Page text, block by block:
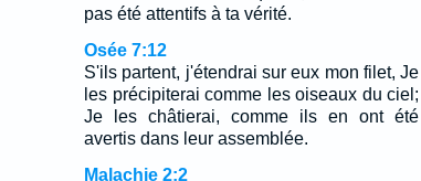
pas été attentifs à ta vérité.
Osée 7:12
S'ils partent, j'étendrai sur eux mon filet, Je
les précipiterai comme les oiseaux du ciel;
Je les châtierai, comme ils en ont été
avertis dans leur assemblée.
Malachie 2:2